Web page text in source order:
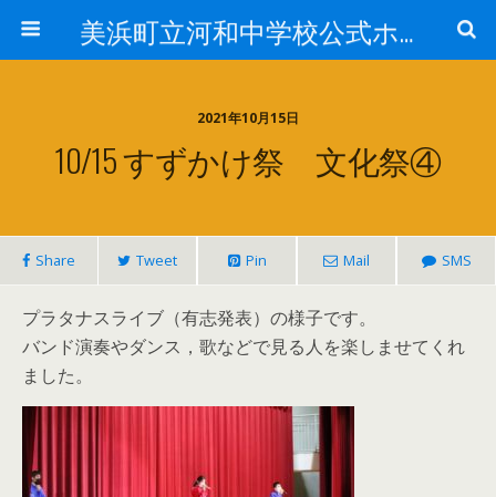
美浜町立河和中学校公式ホームページ
2021年10月15日
10/15 すずかけ祭 文化祭④
Share Tweet Pin Mail SMS
プラタナスライブ（有志発表）の様子です。
バンド演奏やダンス，歌などで見る人を楽しませてくれ
ました。